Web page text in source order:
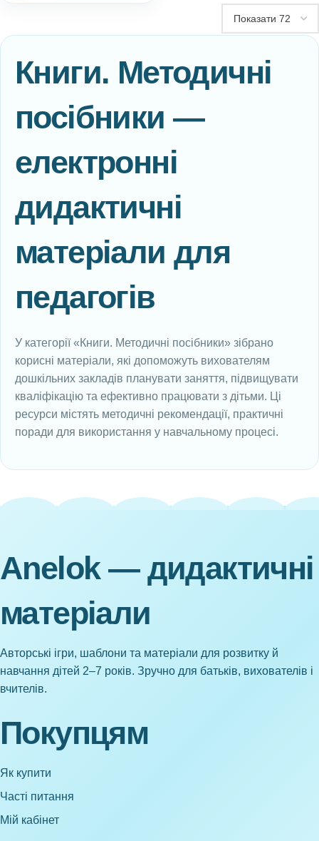
Книги. Методичні
посібники —
електронні
дидактичні
матеріали для
педагогів
У категорії «Книги. Методичні посібники» зібрано
корисні матеріали, які допоможуть вихователям
дошкільних закладів планувати заняття, підвищувати
кваліфікацію та ефективно працювати з дітьми. Ці
ресурси містять методичні рекомендації, практичні
поради для використання у навчальному процесі.
Anelok — дидактичні
матеріали
Авторські ігри, шаблони та матеріали для розвитку й
навчання дітей 2–7 років. Зручно для батьків, вихователів і
вчителів.
Покупцям
Як купити
Часті питання
Мій кабінет